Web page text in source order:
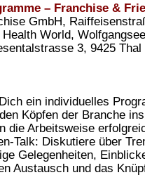
– Franchise &
GmbH,
World,
3, 9425 Thal
ein individuelles
Köpfen der Branche
die Arbeitsweise
Talk: Diskutiere über
Gelegenheiten,
Austausch und das